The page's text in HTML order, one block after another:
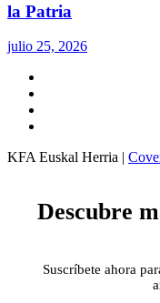
la Patria
julio 25, 2026
KFA Euskal Herria |
Descubre
Suscríbete ahora